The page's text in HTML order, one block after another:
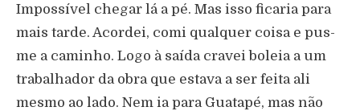
Impossível chegar lá a pé. Mas isso ficaria para
mais tarde. Acordei, comi qualquer coisa e pus-
me a caminho. Logo à saída cravei boleia a um
trabalhador da obra que estava a ser feita ali
mesmo ao lado. Nem ia para Guatapé, mas não